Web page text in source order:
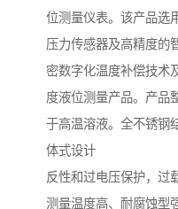
位测量仪表。该产品选
压力传感器及高精度的
密数字化温度补偿技术
度液位测量产品。产品
于高温溶液。全不锈钢
体式设计
反性和过电压保护，过
测量温度高、耐腐蚀型